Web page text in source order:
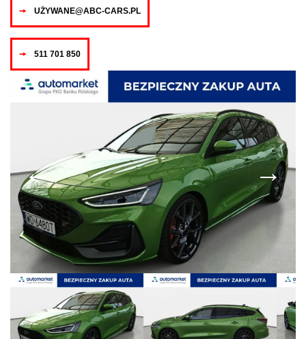
← →
UŻYWANE@ABC-CARS.PL
511 701 850